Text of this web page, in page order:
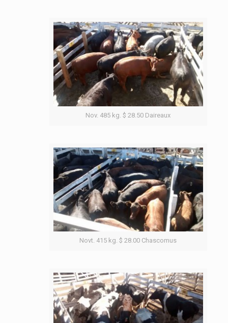
Nov. 485 kg. $ 28.50 Daireaux
Novt. 415 kg. $ 28.00 Chascomus